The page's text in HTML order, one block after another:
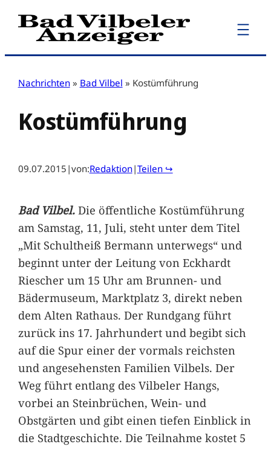
Zum
Inhalt
Nachrichten » Bad Vilbel » Kostümführung
Kostümführung
09.07.2015 |von:Redaktion|Teilen ↪
Bad Vilbel. Die öffentliche Kostümführung
am Samstag, 11, Juli, steht unter dem Titel
„Mit Schultheiß Bermann unterwegs“ und
beginnt unter der Leitung von Eckhardt
Riescher um 15 Uhr am Brunnen- und
Bädermuseum, Marktplatz 3, direkt neben
dem Alten Rathaus. Der Rundgang führt
zurück ins 17. Jahrhundert und begibt sich
auf die Spur einer der vormals reichsten
und angesehensten Familien Vilbels. Der
Weg führt entlang des Vilbeler Hangs,
vorbei an Steinbrüchen, Wein- und
Obstgärten und gibt einen tiefen Einblick in
die Stadtgeschichte. Die Teilnahme kostet 5